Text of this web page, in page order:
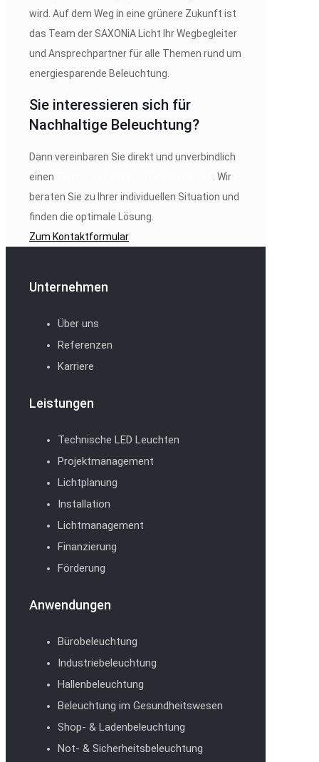
wird. Auf dem Weg in eine grünere Zukunft ist
das Team der SAXONiA Licht Ihr Wegbegleiter
und Ansprechpartner für alle Themen rund um
energiesparende Beleuchtung.
Sie interessieren sich für
Nachhaltige Beleuchtung?
Dann vereinbaren Sie direkt und unverbindlich
einen
. Wir
beraten Sie zu Ihrer individuellen Situation und
finden die optimale Lösung.
Zum Kontaktformular
Unternehmen
Über uns
Referenzen
Karriere
Leistungen
Technische LED Leuchten
Projektmanagement
Lichtplanung
Installation
Lichtmanagement
Finanzierung
Förderung
Anwendungen
Bürobeleuchtung
Industriebeleuchtung
Hallenbeleuchtung
Beleuchtung im Gesundheitswesen
Shop- & Ladenbeleuchtung
Not- & Sicherheitsbeleuchtung